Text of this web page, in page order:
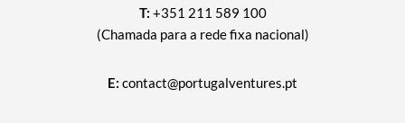
T: +351 211 589 100
(Chamada para a rede fixa nacional)
E: contact@portugalventures.pt